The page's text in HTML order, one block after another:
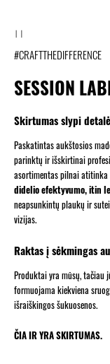
#CRAFTTHEDIFFERENCE
SESSION
Skirtumas slypi
Paskatintas aukštosios
parinktų ir išskirtinai
asortimentas pilnai atitinka
didelio efektyvumo, itin
neapsunkintų plaukų ir
vizijas.
Raktas į sėkmingas
Produktai yra mūsų, tačiau
formuojama kiekviena
išraiškingos šukuosenos.
ČIA IR YRA SKIRTUMAS.